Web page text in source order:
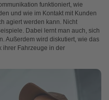
funktioniert, wie
und wie im Kontakt mit Kunden
agiert werden kann. Nicht
Dabei lernt man auch, sich
Außerdem wird diskutiert, wie das
ihrer Fahrzeuge in der